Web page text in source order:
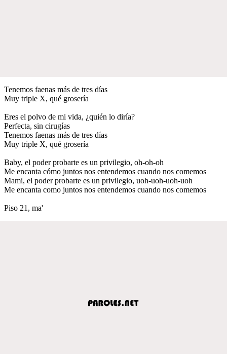
Tenemos faenas más de tres días
Muy triple X, qué grosería
Eres el polvo de mi vida, ¿quién lo diría?
Perfecta, sin cirugías
Tenemos faenas más de tres días
Muy triple X, qué grosería
Baby, el poder probarte es un privilegio, oh-oh-oh
Me encanta cómo juntos nos entendemos cuando nos comemos
Mami, el poder probarte es un privilegio, uoh-uoh-uoh-uoh
Me encanta como juntos nos entendemos cuando nos comemos
Piso 21, ma'